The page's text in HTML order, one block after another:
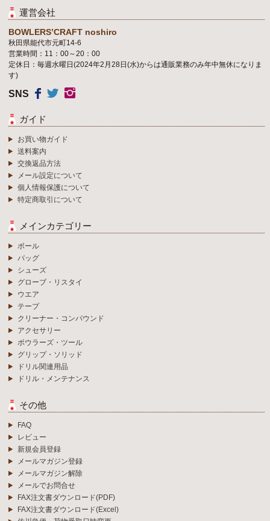
運営会社
BOWLERS’CRAFT noshiro
秋田県能代市元町14-6
営業時間：11：00～20：00
定休日：毎週水曜日(2024年2月28日(水)からは通販業務のみ年中無休になりま
す)
SNS
ガイド
お買い物ガイド
送料案内
交換返品方法
メール設定について
個人情報保護について
特定商取引について
メインカテゴリー
ボール
バッグ
シューズ
グローブ・リスタイ
ウエア
テープ
クリーナー・コンパウンド
アクセサリー
ボウラーズ・ツール
グリップ・ソリッド
ドリル関連用品
ドリル・メンテナンス
その他
FAQ
レビュー
新規会員登録
メールマガジン登録
メールマガジン解除
メールでお問合せ
FAX注文書ダウンロード(PDF)
FAX注文書ダウンロード(Excel)